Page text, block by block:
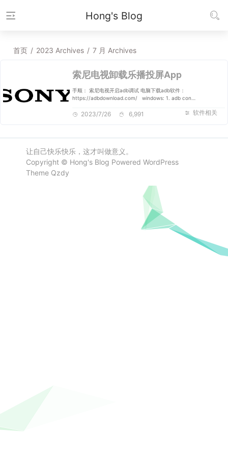
Hong's Blog
首页 / 2023 Archives / 7 月 Archives
索尼电视卸载乐播投屏App
手顺： 索尼电视开启adb调试 电脑下载adb软件：
https://adbdownload.com/ windows: 1. adb con…
软件相关
2023/7/26 6,991
让自己快乐快乐，这才叫做意义。
Copyright © Hong's Blog Powered WordPress
Theme Qzdy